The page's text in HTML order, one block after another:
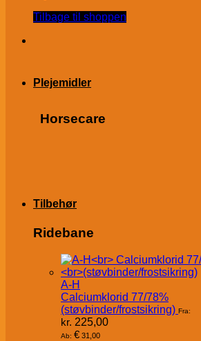
Tilbage til shoppen
Plejemidler
Horsecare
Tilbehør
Ridebane
A-H
Calciumklorid 77/78%
(støvbinder/frostsikring) Fra:
kr. 225,00
Ab: € 31,00